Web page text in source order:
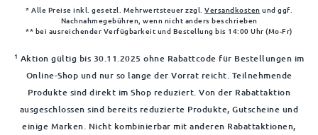
* Alle Preise inkl. gesetzl. Mehrwertsteuer zzgl. Versandkosten und ggf.
Nachnahmegebühren, wenn nicht anders beschrieben
** bei ausreichender Verfügbarkeit und Bestellung bis 14:00 Uhr (Mo-Fr)
1 Aktion gültig bis 30.11.2025 ohne Rabattcode für Bestellungen im
Online-Shop und nur so lange der Vorrat reicht. Teilnehmende
Produkte sind direkt im Shop reduziert. Von der Rabattaktion
ausgeschlossen sind bereits reduzierte Produkte, Gutscheine und
einige Marken. Nicht kombinierbar mit anderen Rabattaktionen,